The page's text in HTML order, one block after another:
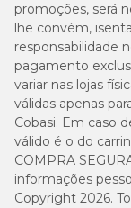
promoções, será
lhe convém,
responsabilidade
pagamento
variar nas lojas
válidas apenas
Cobasi. Em caso
válido é o do
COMPRA
informações
Copyright 2026.